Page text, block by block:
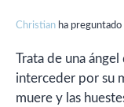
Christian ha preguntado
Trata de una
interceder por su
muere y las